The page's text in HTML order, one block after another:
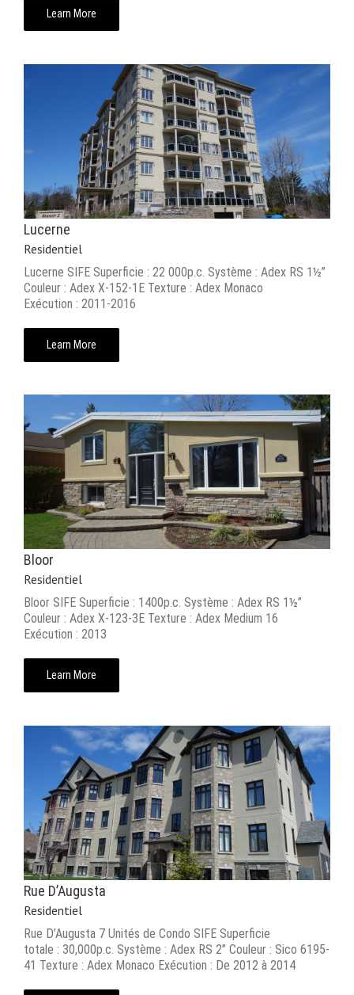
Learn More
Lucerne
Residentiel
Lucerne SIFE Superficie : 22 000p.c. Système : Adex RS 1½’’
Couleur : Adex X-152-1E Texture : Adex Monaco
Exécution : 2011-2016
Learn More
Bloor
Residentiel
Bloor SIFE Superficie : 1400p.c. Système : Adex RS 1½’’
Couleur : Adex X-123-3E Texture : Adex Medium 16
Exécution : 2013
Learn More
Rue D’Augusta
Residentiel
Rue D’Augusta 7 Unités de Condo SIFE Superficie
totale : 30,000p.c. Système : Adex RS 2’’ Couleur : Sico 6195-
41 Texture : Adex Monaco Exécution : De 2012 à 2014